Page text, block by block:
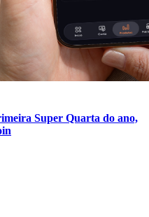
Super Quarta do ano,